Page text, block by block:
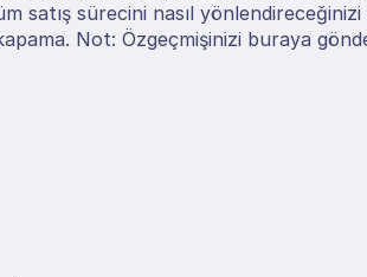
satış sürecini nasıl
Not: Özgeçmişinizi buraya